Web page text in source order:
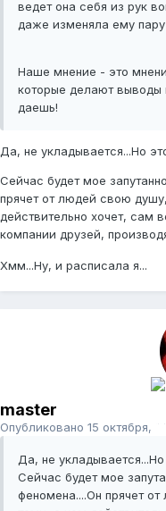
ведет она себя из рук
даже изменяла ему пару
Наше мнение - это
которые делают выводы
даешь!
Да, не укладывается...Но
Сейчас будет мое
прячет от людей свою
действительно хочет, сам
компании друзей,
Хмм...Ну, и расписала я...
master
Опубликовано 15 октября,
Да, не
Сейчас будет мое
феномена....Он прячет